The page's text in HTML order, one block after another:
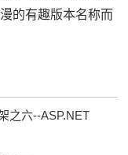
的有趣版本名称而
之六--ASP.NET